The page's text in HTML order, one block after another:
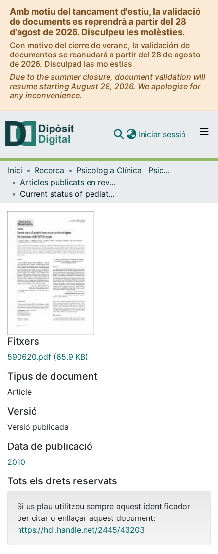
Amb motiu del tancament d'estiu, la validació
de documents es reprendrà a partir del 28
d'agost de 2026. Disculpeu les molèsties.
Con motivo del cierre de verano, la validación de
documentos se reanudará a partir del 28 de agosto
de 2026. Disculpad las molestias
Due to the summer closure, document validation will
resume starting August 28, 2026. We apologize for
any inconvenience.
Navega per tot el DD
Com publicar
Iniciar sessió (current)
Inici Recerca
Psicologia Clínica i Psicobiologia
Articles publicats en revistes (Psicologia Clínica i Psicobiologia)
Current status of pediatric home enteral nutrition in Spain: The importance of the NEPAD register
Fitxers
590620.pdf (65.9 KB)
Tipus de document
Article
Versió
Versió publicada
Data de publicació
2010
Tots els drets reservats
Si us plau utilitzeu sempre aquest identificador
per citar o enllaçar aquest document:
https://hdl.handle.net/2445/43203